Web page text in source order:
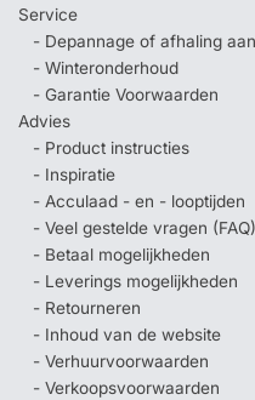
Service
- Depannage of afhaling
- Winteronderhoud
- Garantie Voorwaarden
Advies
- Product instructies
- Inspiratie
- Acculaad - en - looptijden
- Veel gestelde vragen (FAQ)
- Betaal mogelijkheden
- Leverings mogelijkheden
- Retourneren
- Inhoud van de website
- Verhuurvoorwaarden
- Verkoopsvoorwaarden